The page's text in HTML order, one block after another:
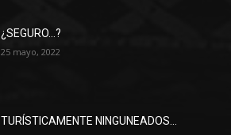
¿SEGURO…?
25 mayo, 2022
TURÍSTICAMENTE NINGUNEADOS…